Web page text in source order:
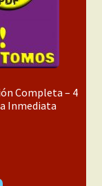
Completa – 4
Inmediata